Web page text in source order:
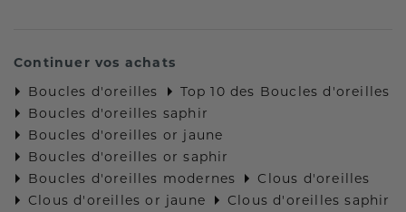
Continuer vos achats
Boucles d'oreilles
Top 10 des Boucles d'oreilles
Boucles d'oreilles saphir
Boucles d'oreilles or jaune
Boucles d'oreilles or saphir
Boucles d'oreilles modernes
Clous d'oreilles
Clous d'oreilles or jaune
Clous d'oreilles saphir